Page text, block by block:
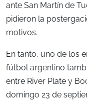
ante San Martín de
pidieron la
motivos.
En tanto, uno de los
fútbol argentino
entre River Plate y
domingo 23 de